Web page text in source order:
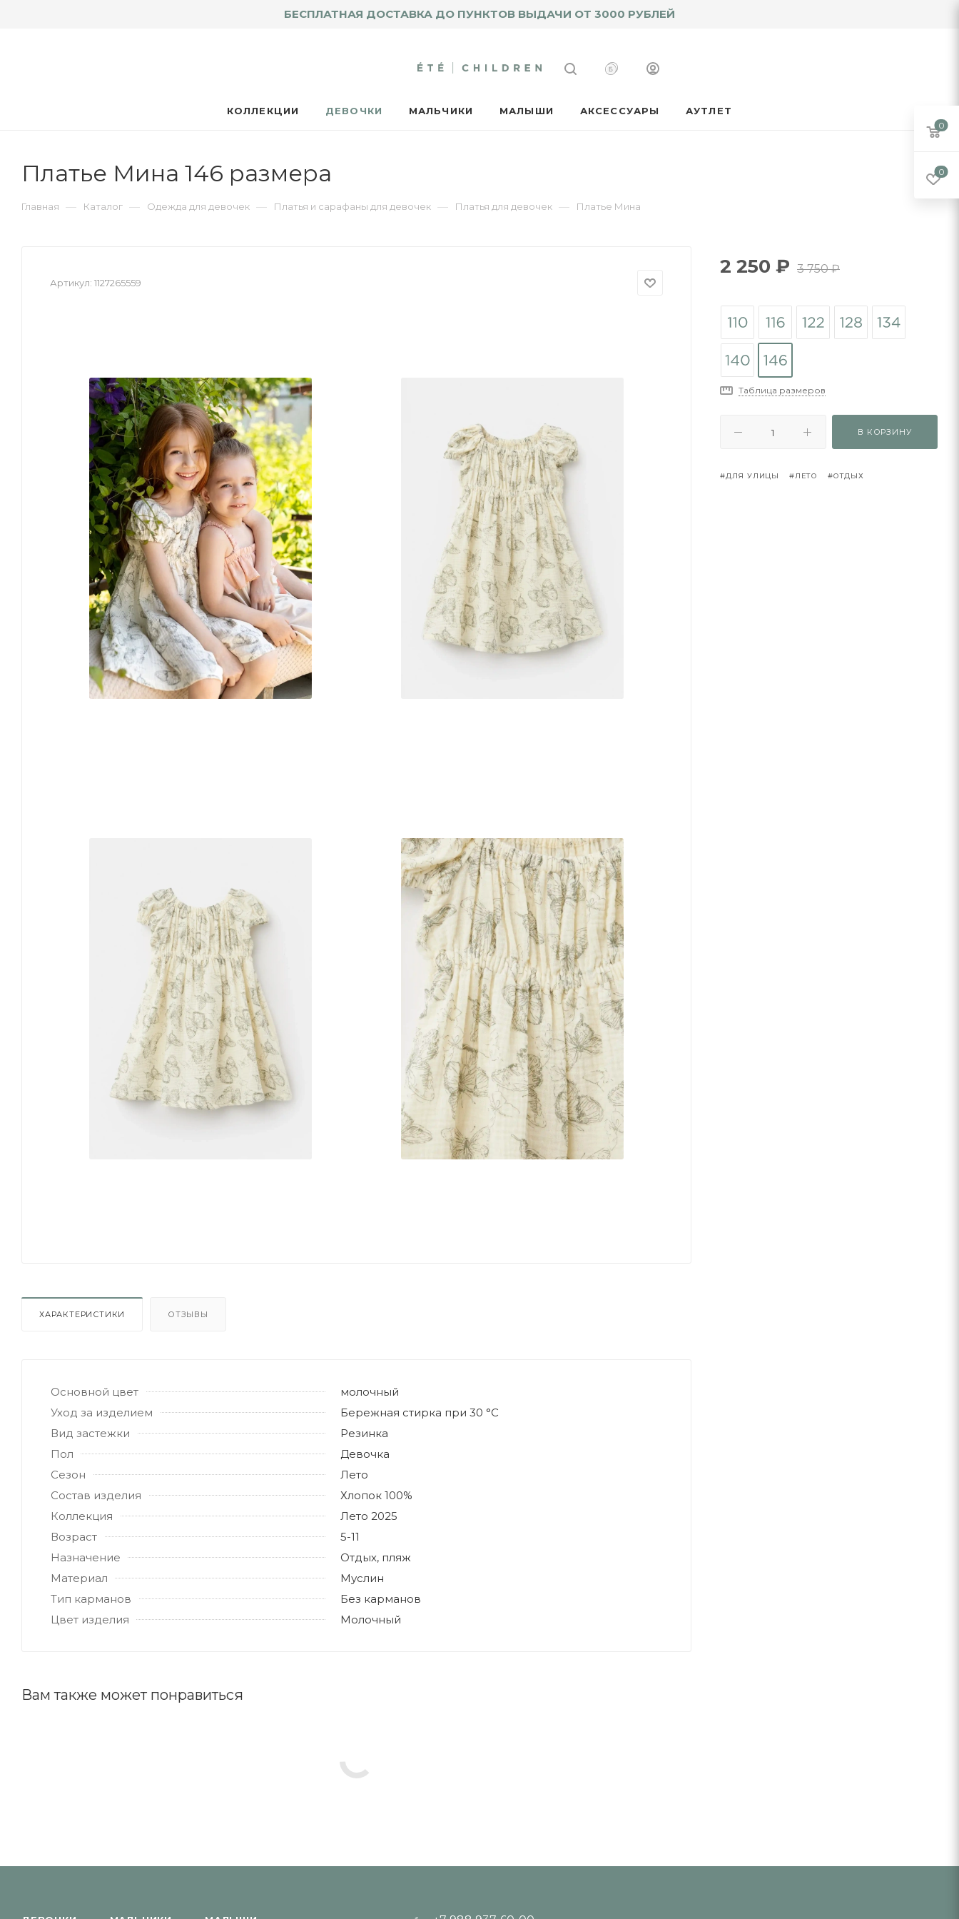
БЕСПЛАТНАЯ ДОСТАВКА ДО ПУНКТОВ ВЫДАЧИ ОТ 3000 РУБЛЕЙ
КОЛЛЕКЦИИ ДЕВОЧКИ МАЛЬЧИКИ МАЛЫШИ АКСЕССУАРЫ АУТЛЕТ
Платье Мина 146 размера
Главная — Каталог — Одежда для девочек — Платья и сарафаны для девочек — Платья для девочек — Платье Мина
Артикул: 1127265559
ХАРАКТЕРИСТИКИ ОТЗЫВЫ
Основной цвет
молочный
Уход за изделием
Бережная стирка при 30 °C
Вид застежки
Резинка
Пол
Девочка
Сезон
Лето
Состав изделия
Хлопок 100%
Коллекция
Лето 2025
Возраст
5-11
Назначение
Отдых, пляж
Материал
Муслин
Тип карманов
Без карманов
Цвет изделия
Молочный
Вам также может понравиться
2 250 ₽ 3 750₽
Таблица размеров
В КОРЗИНУ
#ДЛЯ УЛИЦЫ #ЛЕТО #ОТДЫХ
0
0